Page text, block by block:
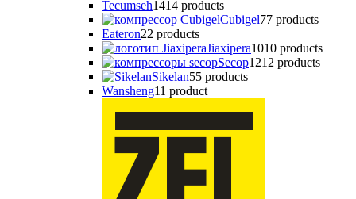
Tecumseh1414 products
Cubigel77 products
Eateron22 products
Jiaxipera1010 products
Secop1212 products
Sikelan55 products
Wansheng11 product